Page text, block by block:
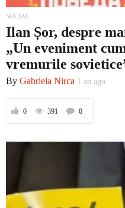
SOCIAL
Ilan Șor, despre
„Un eveniment
vremurile
By Gabriela Nirca 1 an ago
0 391 0